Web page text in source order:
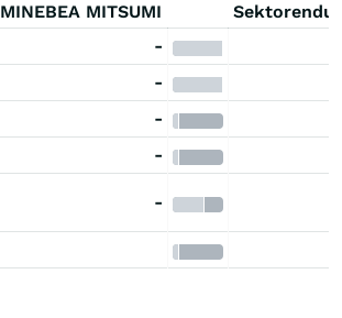
MINEBEA MITSUMI
-
-
-
-
-